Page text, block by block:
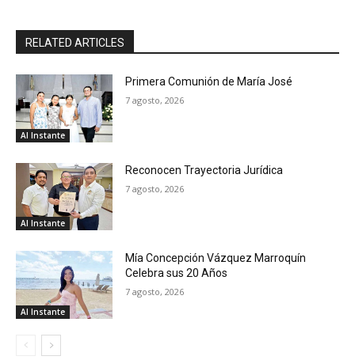
RELATED ARTICLES
Al Instante
Primera Comunión de María José
7 agosto, 2026
Al Instante
Reconocen Trayectoria Jurídica
7 agosto, 2026
Al Instante
Mía Concepción Vázquez Marroquín
Celebra sus 20 Años
7 agosto, 2026